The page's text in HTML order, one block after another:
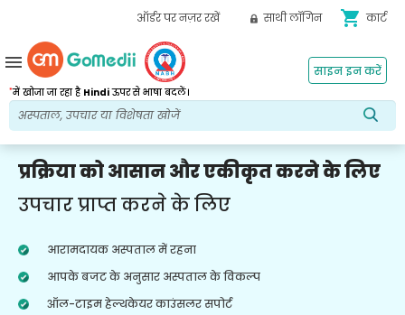
ऑर्डर पर नज़र रखें साथी लॉगिन shopping_cart कार्ट
*में खोजा जा रहा है Hindiऊपर से भाषा बदलें।
साइन इन करें
menu
प्रक्रिया को आसान और एकीकृत करने के लिए
उपचार प्राप्त करने के लिए
आरामदायक अस्पताल में रहना
आपके बजट के अनुसार अस्पताल के विकल्प
ऑल-टाइम हेल्थकेयर काउंसलर सपोर्ट